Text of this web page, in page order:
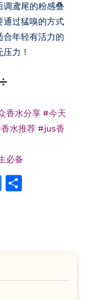
调鸢尾的粉感叠
通过猛嗅的方式
合年轻有活力的
力！
香水分享 #今天
水推荐 #jus香
必备
Qzone